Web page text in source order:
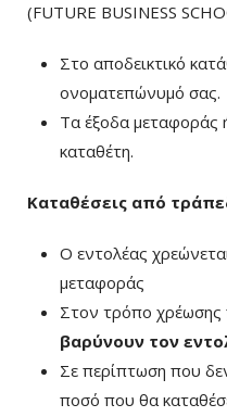
(FUTURE BUSINESS
Στο αποδεικτικό
ονοματεπώνυμό σας.
Τα έξοδα μεταφοράς
καταθέτη.
Καταθέσεις από
Ο εντολέας
μεταφοράς
Στον τρόπο χρέωσης
βαρύνουν τον
Σε περίπτωση που
ποσό που θα